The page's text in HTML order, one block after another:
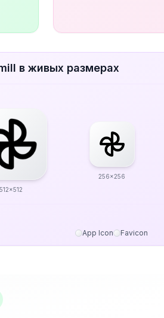
в живых размерах
512x512
256x256
App Icon Favicon